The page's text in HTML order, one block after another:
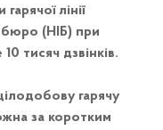
лінії
бюро (НІБ) при
тисяч дзвінків.
гарячу
за коротким